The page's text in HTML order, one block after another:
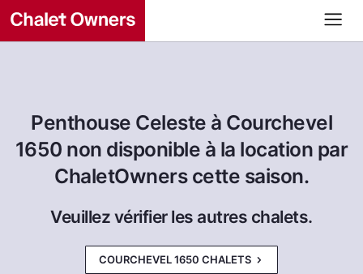
Penthouse Celeste à Courchevel
1650 non disponible à la location par
ChaletOwners cette saison.
Veuillez vérifier les autres chalets.
COURCHEVEL 1650 CHALETS